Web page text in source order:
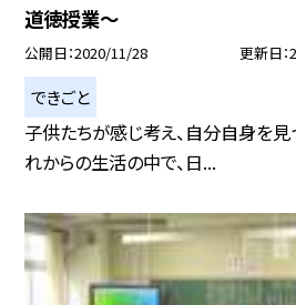
道徳授業〜
公開日 2020/11/28 更新日
できごと
子供たちが感じ考え、自分自身を見つ
れからの生活の中で、日...